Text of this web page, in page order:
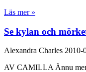
Läs mer »
Se kylan och
Alexandra Charles 2010-
AV CAMILLA Ännu mer